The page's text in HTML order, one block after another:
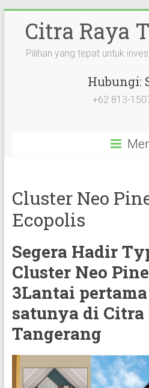
Citra Raya
Pilihan yang tepat untuk
Hubungi:
+62 813-
Cluster Neo
Ecopolis
Segera Hadir
Cluster Neo
3Lantai
satunya di Citra
Tangerang